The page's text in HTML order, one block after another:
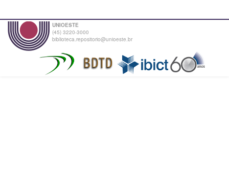
UNIOESTE
(45) 3220-3000
biblioteca.repositorio@unioeste.br